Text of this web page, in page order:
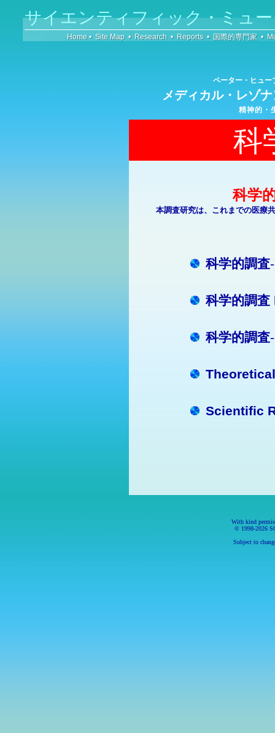
サイエンティフィック・ミュ
Home • Site Map • Research • Reports • 国際的専門家 •
ペーター・ヒュ
メディカル・レゾ
精神的・
科
科学
本調査研究は、これまでの医療
科学的調査
科学的調査
科学的調査
Scientific
With kind
© 1998-2026
Subject to